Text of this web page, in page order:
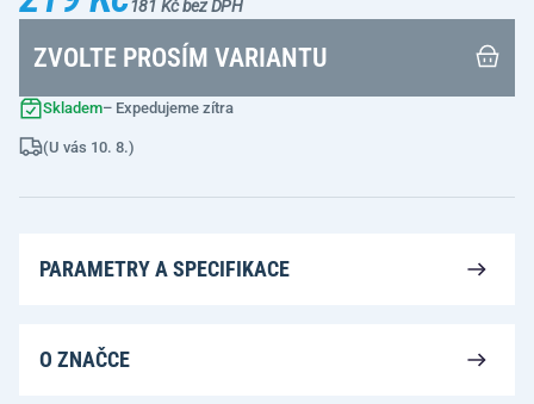
181 Kč bez DPH
ZVOLTE PROSÍM VARIANTU
Skladem– Expedujeme zítra
(U vás 10. 8.)
PARAMETRY A SPECIFIKACE
O ZNAČCE